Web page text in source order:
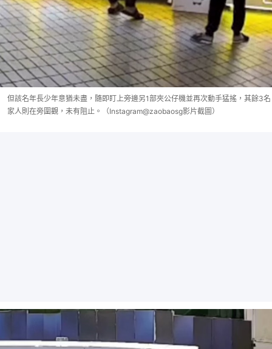
但該名年長少年意猶未盡，隨即盯上旁邊另1部夾公仔機並再次動手猛搖，其餘3名
家人則在旁圍觀，未有阻止。（Instagram@zaobaosg影片截圖）